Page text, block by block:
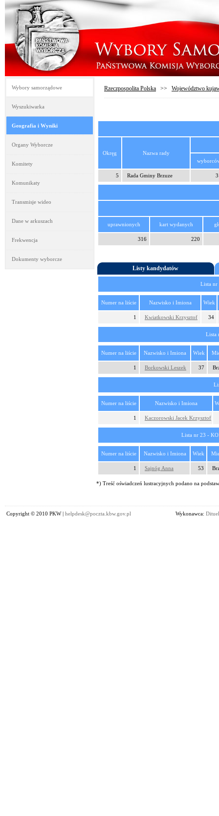
Wybory samorządowe
Wyszukiwarka
Geografia i Wyniki
Organy Wyborcze
Komitety
Komunikaty
Transmisje wideo
Dane w arkuszach
Frekwencja
Dokumenty wyborcze
Rzeczpospolita Polska >> Województwo
Okręg
Nazwa rady
5 Rada Gminy Brzuze
uprawnionych kart wydanych
316 220
Listy kandydatów
Lista nr
Numer na liście Nazwisko i Imiona Wiek
1 Kwiatkowski Krzysztof 34
Lista
Numer na liście Nazwisko i Imiona Wiek
1 Borkowski Leszek 37
Numer na liście Nazwisko i Imiona
1 Kaczorowski Jacek Krzysztof
Lista nr 23 -
Numer na liście Nazwisko i Imiona Wiek
1 Sajnóg Anna 53
*) Treść oświadczeń lustracyjnych podano na
Copyright © 2010 PKW | helpdesk@poczta.kbw.gov.pl Wykonawca: